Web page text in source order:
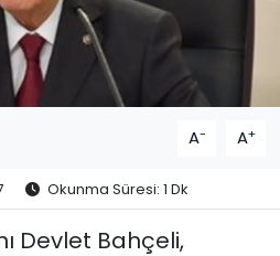
A- A+
Okunma Süresi: 1 Dk
Devlet Bahçeli,